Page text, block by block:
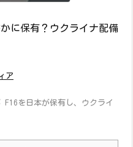
に保有？ウクライナ配備
ア
を日本が保有し、ウクライ